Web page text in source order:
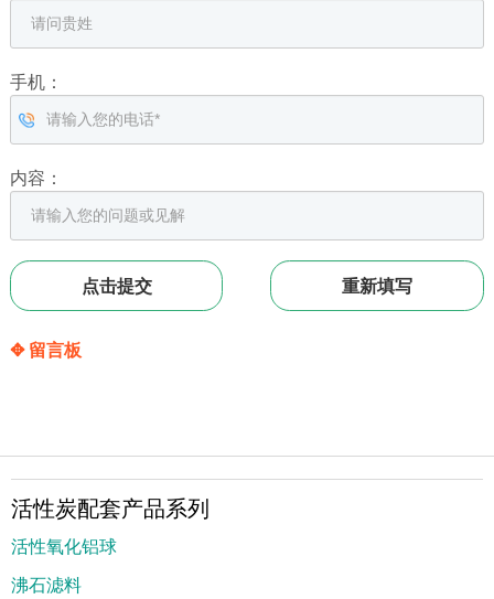
手机：
内容：
✥ 留言板
活性炭配套产品系列
活性氧化铝球
沸石滤料